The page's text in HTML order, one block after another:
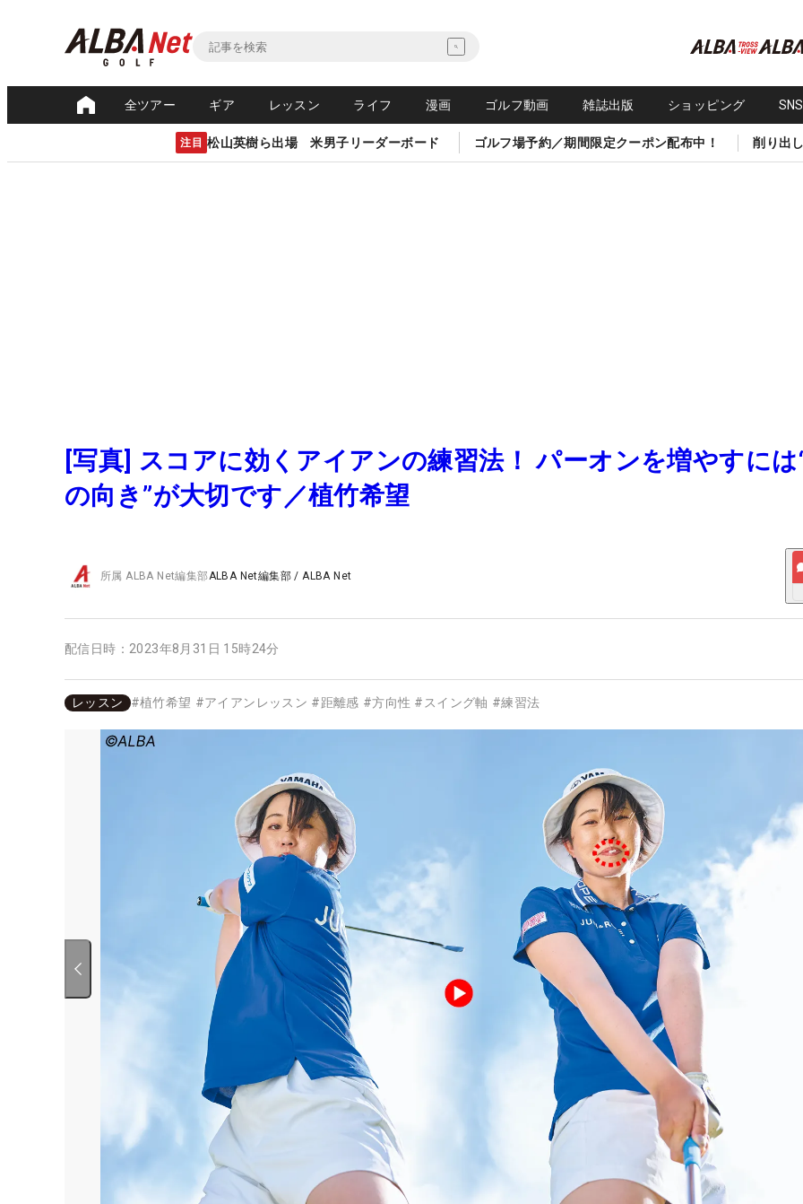
全ツアー ギア レッスン ライフ 漫画 ゴルフ動画 雑誌出版 ショッピング
注目 松山英樹ら出場 米男子リーダーボード ゴルフ場予約／期間限定クーポン配布中！ 削り出
[写真] スコアに効くアイアンの練習法！ パーオンを増やすには
の向き”が大切です／植竹希望
所属ALBA Net編集部ALBA Net編集部 /ALBA Net
配信日時： 2023年8月31日 15時24分
レッスン #植竹希望 #アイアンレッスン #距離感 #方向性 #スイング軸 #練習法